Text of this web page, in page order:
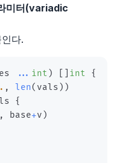
타일
일
하게 협력하기
젠테이션
한 리팩터링
미터(variadic
다.
... int ) int
{
, len( vals ) )
{
, base+v )